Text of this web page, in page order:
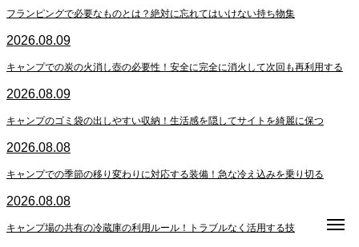
フランピングで必要なものとは？絶対に忘れてはいけない持ち物集
2026.08.09
キャンプでの炭の火消し壺の必要性！安全に完全に消火して次回も再利用する
2026.08.09
キャンプのゴミ袋の出しやすい収納！生活感を隠してサイトを綺麗に保つ
2026.08.08
キャンプでの季節の移り変わりに対応する装備！急な冷え込みを乗り切る
2026.08.08
キャンプ場の共有の冷蔵庫の利用ルール！トラブルなく活用する技